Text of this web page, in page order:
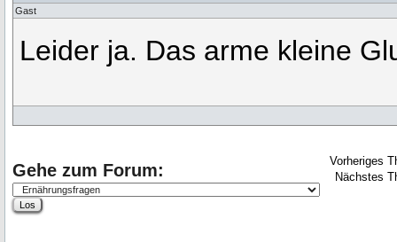
Gast
Leider ja. Das arme kleine
Vorheriges
Nächstes
Gehe zum Forum: